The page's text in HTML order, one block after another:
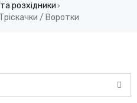
розхідники ›
/ Воротки